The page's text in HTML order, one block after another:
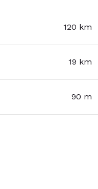
120 km
19 km
90 m